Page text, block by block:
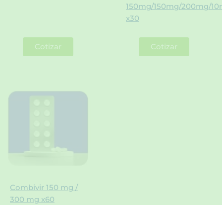
Cotizar
150mg/150mg/200mg/
x30
Cotizar
Combivir 150 mg /
300 mg x60